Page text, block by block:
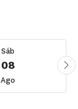
Sáb
08
Ago